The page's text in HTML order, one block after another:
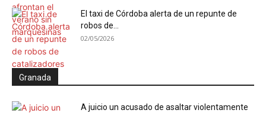
El taxi de Córdoba alerta de un repunte de
robos de...
02/05/2026
Granada
A juicio un acusado de asaltar violentamente